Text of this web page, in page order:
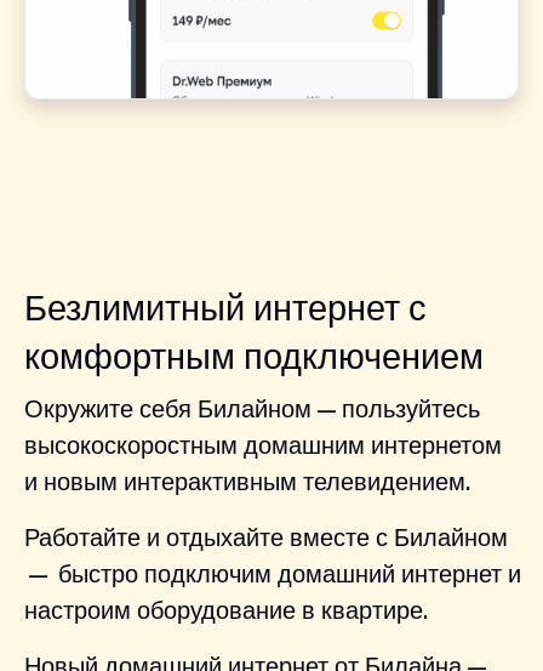
Безлимитный интернет с
комфортным подключением
Окружите себя Билайном — пользуйтесь
высокоскоростным домашним интернетом
и новым интерактивным телевидением.
Работайте и отдыхайте вместе с Билайном
— быстро подключим домашний интернет и
настроим оборудование в квартире.